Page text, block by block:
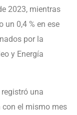
2023, mientras
un 0,4 % en ese
por la
y Energía
una
el mismo mes